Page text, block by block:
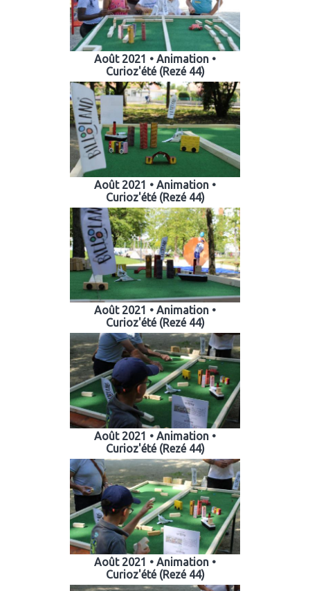
Août 2021 • Animation •
Curioz'été (Rezé 44)
Août 2021 • Animation •
Curioz'été (Rezé 44)
Août 2021 • Animation •
Curioz'été (Rezé 44)
Août 2021 • Animation •
Curioz'été (Rezé 44)
Août 2021 • Animation •
Curioz'été (Rezé 44)